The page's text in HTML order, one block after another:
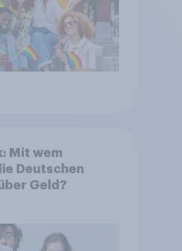
Mit wem
Deutschen
Geld?